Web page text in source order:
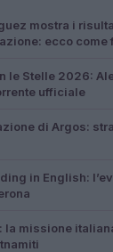
mostra i
ecco come
le Stelle 2026:
ufficiale
di Argos:
in English:
la missione